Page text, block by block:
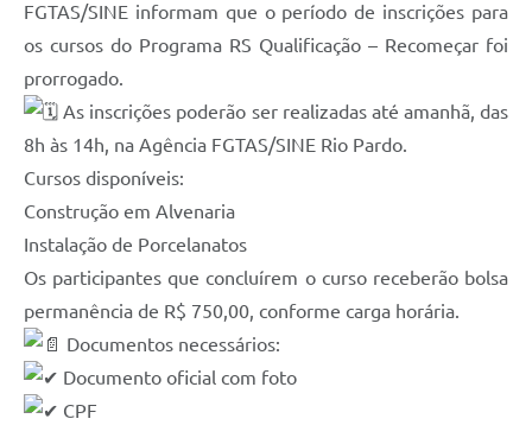
Editais
Serviços Online
Telefones Úteis
Transparência
FGTAS/SINE informam que o período de inscrições para
os cursos do Programa RS Qualificação – Recomeçar foi
prorrogado.
As inscrições poderão ser realizadas até amanhã, das
8h às 14h, na Agência FGTAS/SINE Rio Pardo.
Cursos disponíveis:
Construção em Alvenaria
Instalação de Porcelanatos
Os participantes que concluírem o curso receberão bolsa
permanência de R$ 750,00, conforme carga horária.
Documentos necessários:
Documento oficial com foto
CPF